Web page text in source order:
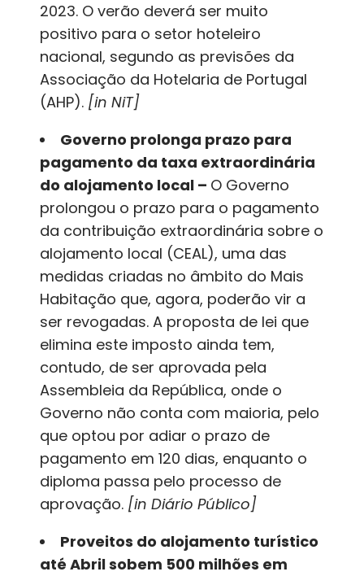
2023. O verão deverá ser muito
positivo para o setor hoteleiro
nacional, segundo as previsões da
Associação da Hotelaria de Portugal
(AHP). [in NiT]
Governo prolonga prazo para
pagamento da taxa extraordinária
do alojamento local – O Governo
prolongou o prazo para o pagamento
da contribuição extraordinária sobre o
alojamento local (CEAL), uma das
medidas criadas no âmbito do Mais
Habitação que, agora, poderão vir a
ser revogadas. A proposta de lei que
elimina este imposto ainda tem,
contudo, de ser aprovada pela
Assembleia da República, onde o
Governo não conta com maioria, pelo
que optou por adiar o prazo de
pagamento em 120 dias, enquanto o
diploma passa pelo processo de
aprovação. [in Diário Público]
Proveitos do alojamento turístico
até Abril sobem 500 milhões em